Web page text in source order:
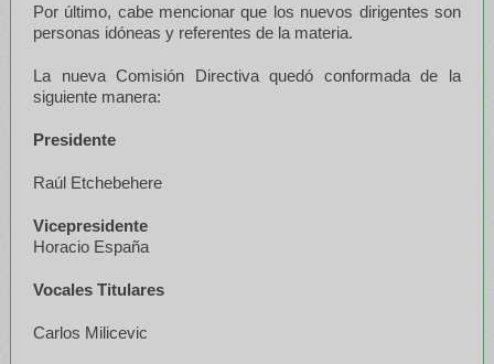
Por último, cabe mencionar que los nuevos dirigentes son
personas idóneas y referentes de la materia.
La nueva Comisión Directiva quedó conformada de la
siguiente manera:
Presidente
Raúl Etchebehere
Vicepresidente
Horacio España
Vocales Titulares
Carlos Milicevic